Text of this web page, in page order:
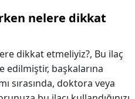
nelere dikkat
dikkat etmeliyiz?, Bu ilaç
edilmiştir, başkalarına
sırasında, doktora veya